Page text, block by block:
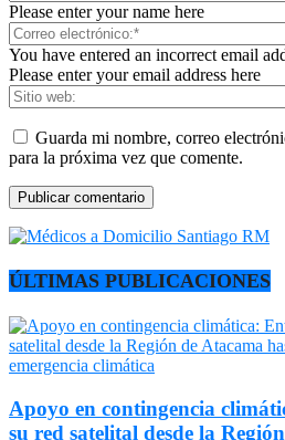
Please enter your name here
You have entered an incorrect email
Please enter your email address here
Guarda mi nombre, correo
para la próxima vez que comente.
ÚLTIMAS PUBLICACIONES
Apoyo en contingencia
su red satelital desde la